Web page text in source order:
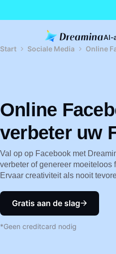
AI-
Start
Sociale Media Online
Online
verbeter uw
Val op op Facebook met
verbeter of genereer moeiteloos
Ervaar creativiteit als nooit
Gratis aan de slag
*Geen creditcard nodig